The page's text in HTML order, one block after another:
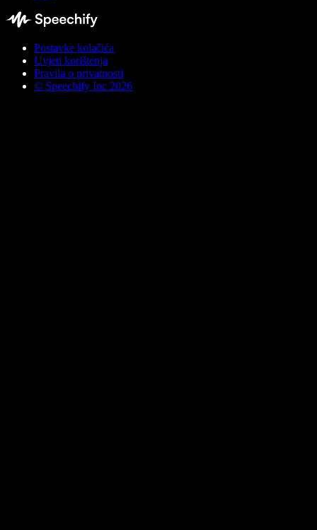
Postavke kolačića
Uvjeti korištenja
Pravila o privatnosti
© Speechify Inc 2026